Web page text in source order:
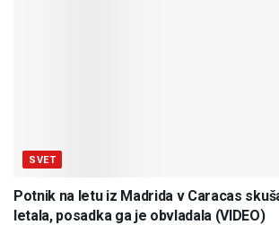
SVET
Potnik na letu iz Madrida v Caracas
letala, posadka ga je obvladala (VIDEO)